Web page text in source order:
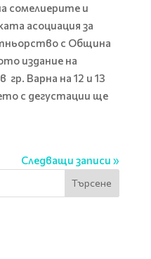
сомелиерите и
асоциация за
с Община
издание на
гр. Варна на 12 и 13
с дегустации ще
Следващи записи »
Търсене